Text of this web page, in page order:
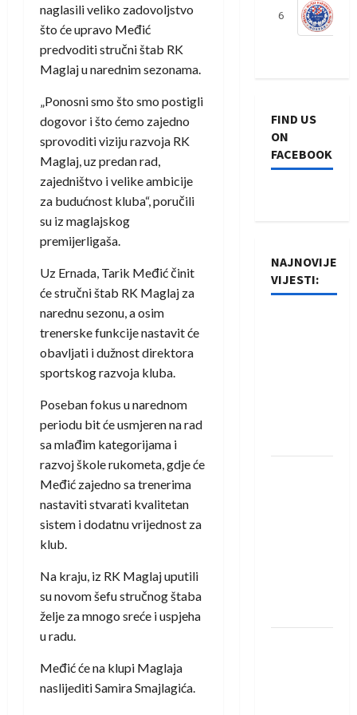
naglasili veliko zadovoljstvo
što će upravo Međić
predvoditi stručni štab RK
Maglaj u narednim sezonama.
„Ponosni smo što smo postigli
dogovor i što ćemo zajedno
sprovoditi viziju razvoja RK
Maglaj, uz predan rad,
zajedništvo i velike ambicije
za budućnost kluba“, poručili
su iz maglajskog
premijerligaša.
Uz Ernada, Tarik Međić činit
će stručni štab RK Maglaj za
narednu sezonu, a osim
trenerske funkcije nastavit će
obavljati i dužnost direktora
sportskog razvoja kluba.
Poseban fokus u narednom
periodu bit će usmjeren na rad
sa mlađim kategorijama i
razvoj škole rukometa, gdje će
Međić zajedno sa trenerima
nastaviti stvarati kvalitetan
sistem i dodatnu vrijednost za
klub.
Na kraju, iz RK Maglaj uputili
su novom šefu stručnog štaba
želje za mnogo sreće i uspjeha
u radu.
Međić će na klupi Maglaja
naslijediti Samira Smajlagića.
6
FIND US
ON
FACEBOOK
NAJNOVIJE
VIJESTI: